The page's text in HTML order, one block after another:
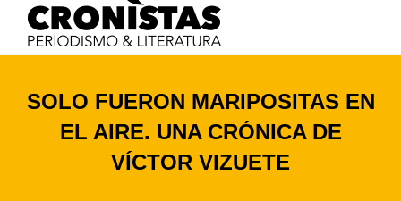
SOLO FUERON MARIPOSITAS EN
EL AIRE. UNA CRÓNICA DE
VÍCTOR VIZUETE